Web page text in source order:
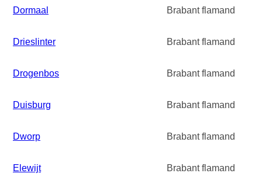
Dormaal Brabant flamand
Drieslinter Brabant flamand
Drogenbos Brabant flamand
Duisburg Brabant flamand
Dworp Brabant flamand
Elewijt Brabant flamand